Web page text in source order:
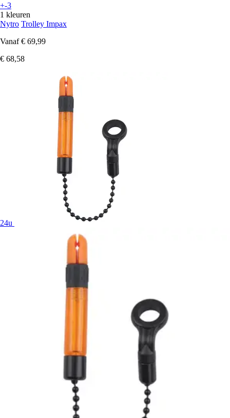
+-3
1 kleuren
Nytro Trolley Impax
Vanaf € 69,99
€ 68,58
24u